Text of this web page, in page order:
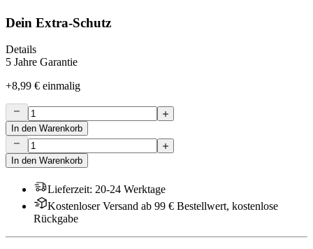
Dein Extra-Schutz
Details
5 Jahre Garantie
+8,99 € einmalig
In den Warenkorb
In den Warenkorb
Lieferzeit: 20-24 Werktage
Kostenloser Versand ab 99 € Bestellwert, kostenlose
Rückgabe